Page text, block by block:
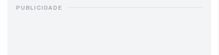
PUBLICIDADE